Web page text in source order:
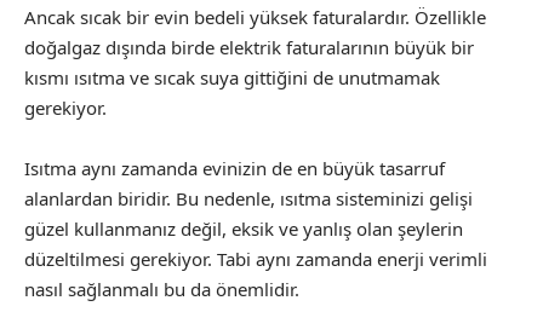
Ancak sıcak bir evin bedeli yüksek faturalardır. Özellikle
doğalgaz dışında birde elektrik faturalarının büyük bir
kısmı ısıtma ve sıcak suya gittiğini de unutmamak
gerekiyor.
Isıtma aynı zamanda evinizin de en büyük tasarruf
alanlardan biridir. Bu nedenle, ısıtma sisteminizi gelişi
güzel kullanmanız değil, eksik ve yanlış olan şeylerin
düzeltilmesi gerekiyor. Tabi aynı zamanda enerji verimli
nasıl sağlanmalı bu da önemlidir.